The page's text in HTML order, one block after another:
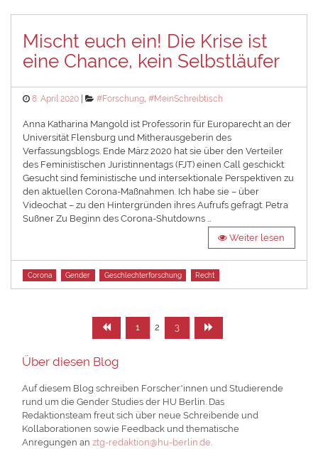
Mischt euch ein! Die Krise ist
eine Chance, kein Selbstläufer
Posted
8. April 2020 Categories
#Forschung,#MeinSchreibtisch
Anna Katharina Mangold ist Professorin für Europarecht an der
Universität Flensburg und Mitherausgeberin des
Verfassungsblogs. Ende März 2020 hat sie über den Verteiler
des Feministischen Juristinnentags (FJT) einen Call geschickt:
Gesucht sind feministische und intersektionale Perspektiven zu
den aktuellen Corona-Maßnahmen. Ich habe sie – über
Videochat – zu den Hintergründen ihres Aufrufs gefragt. Petra
Sußner Zu Beginn des Corona-Shutdowns …
Weiter lesen
Tags
Corona Gender Geschlechterforschung Recht
Seitennummerierung
der
Beiträge
Seite
1 Seite
2 Seite
3
Über diesen Blog
Auf diesem Blog schreiben Forscher*innen und Studierende
rund um die Gender Studies der HU Berlin. Das
Redaktionsteam freut sich über neue Schreibende und
Kollaborationen sowie Feedback und thematische
Anregungen anztg-redaktion@hu-berlin.de.